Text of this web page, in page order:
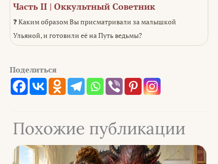
Часть II | Оккультный Советник
❓ Каким образом Вы присматривали за малышкой
Ульяной, и готовили её на Путь ведьмы?
Поделиться
Похожие публикации